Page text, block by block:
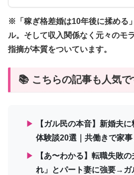
※「稼ぎ格差婚は10年後に揉める
ル。そして収入関係なく元々のモ
指摘が本質をついています。
📚 こちらの記事も人気で
▶
【ガル民の本音】新婚夫
体験談20選｜共働きで家
▶
【あ〜わかる】転職失敗
れ」とパート妻に強要→ガ